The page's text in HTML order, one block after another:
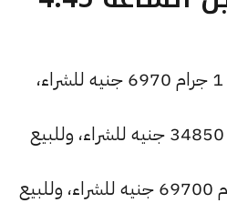
سعر الذهب عيار 21 وزن 1 جرام 6970 جنيه للشراء،
سعر عيار 21 وزن 5 جرام 34850 جنيه للشراء، وللبيع
سعر عيار 21 وزن 10 جرام 69700 جنيه للشراء، وللبيع